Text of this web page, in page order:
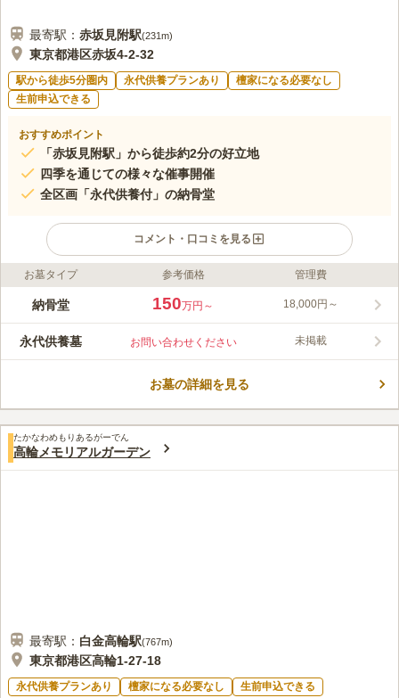
最寄駅： 赤坂見附駅(231m)
東京都港区赤坂4-2-32
駅から徒歩5分圏内 永代供養プランあり
檀家になる必要なし
生前申込できる
おすすめポイント
「赤坂見附駅」から徒歩約2分の好立地
四季を通じての様々な催事開催
全区画「永代供養付」の納骨堂
コメント・口コミを見る
ライフドット編集部のコメント
伝燈院 赤坂浄苑は、屋内にある墓苑なので、天候に左右される
もできます。自動搬送システムを採用していて、高級感あふれる
参拝ブースと、回忌法要や葬儀、会食等、供養仏事の総合的なサ
みんなの評価
4.4 口コミ3件
60代女性
法事などは、赤坂浄苑のある赤坂の銘菓をお供物として数種類か
ら選べ、墓参の際では毎日生花を上げているので、お線香など何も持参せ
ずに夜8時までお墓まいりに行けます。
お墓タイプ 参考価格 管理費
納骨堂 150万円～ 18,000円～
永代供養墓 お問い合わせください 未掲載
お墓の詳細を見る
たかなわめもりあるがーでん
高輪メモリアルガーデン
最寄駅： 白金高輪駅(767m)
東京都港区高輪1-27-18
永代供養プランあり 檀家になる必要なし 生前申込できる